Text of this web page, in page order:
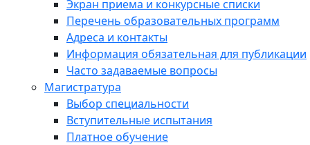
Экран приема и конкурсные списки
Перечень образовательных программ
Адреса и контакты
Информация обязательная для публикации
Часто задаваемые вопросы
Магистратура
Выбор специальности
Вступительные испытания
Платное обучение